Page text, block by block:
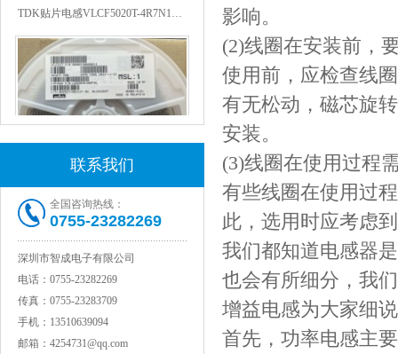
村田电感LQW15AN47NG80D
联系我们
全国咨询热线：
0755-23282269
深圳市智成电子有限公司
电话： 0755-23282269
传真： 0755-23283709
手机： 13510639094
邮箱： 4254731@qq.com
影响。
(2)线圈在安装前，
使用前，应检查线
有无松动，磁芯旋
安装。
(3)线圈在使用过程
有些线圈在使用过
此，选用时应考虑
我们都知道电感器
也会有所细分，我
增益电感为大家细
首先，功率电感主